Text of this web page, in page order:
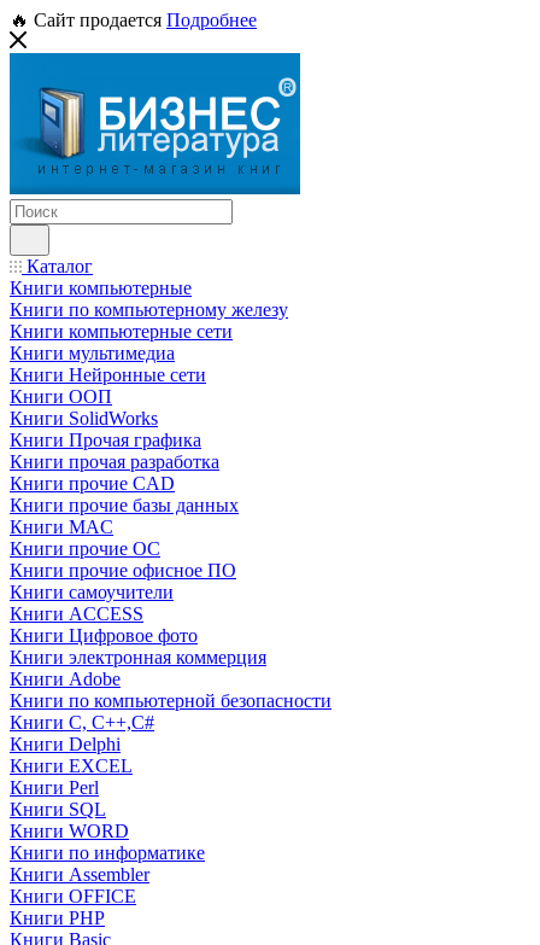
🔥 Сайт продается Подробнее
Каталог
Книги компьютерные
Книги по компьютерному железу
Книги компьютерные сети
Книги мультимедиа
Книги Нейронные сети
Книги ООП
Книги SolidWorks
Книги Прочая графика
Книги прочая разработка
Книги прочие CAD
Книги прочие базы данных
Книги MAC
Книги прочие ОС
Книги прочие офисное ПО
Книги самоучители
Книги ACCESS
Книги Цифровое фото
Книги электронная коммерция
Книги Adobe
Книги по компьютерной безопасности
Книги C, C++,С#
Книги Delphi
Книги EXCEL
Книги Perl
Книги SQL
Книги WORD
Книги по информатике
Книги Assembler
Книги OFFICE
Книги PHP
Книги Basic